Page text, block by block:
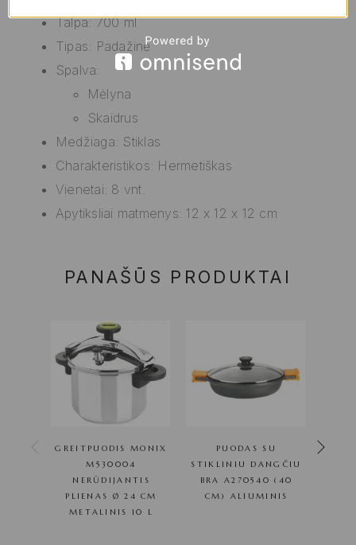
Talpa: 700 ml
Tipas: Padažinė
Spalva:
Mėlyna
Skaidrus
Medžiaga: Stiklas
Charakteristikos: Hermetiškas
Vienetai: 8 vnt.
Apytiksliai matmenys: 12 x 12 x 12 cm
PANAŠŪS PRODUKTAI
GREITPUODIS MONIX
M530004
NERŪDIJANTIS
PLIENAS Ø 24 CM
METALINIS 10 L
PUODAS SU
STIKLINIU DANGČIU
BRA A270540 (40
CM) ALIUMINIS